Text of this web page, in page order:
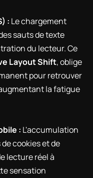
: Le chargement
sauts de texte
du lecteur. Ce
Layout Shift, oblige
pour retrouver
la fatigue
: L'accumulation
cookies et de
lecture réel à
sensation